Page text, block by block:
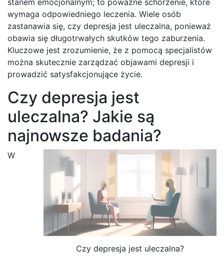
wymaga odpowiedniego leczenia. Wiele osób
zastanawia się, czy depresja jest uleczalna, ponieważ
obawia się długotrwałych skutków tego zaburzenia.
Kluczowe jest zrozumienie, że z pomocą specjalistów
można skutecznie zarządzać objawami depresji i
prowadzić satysfakcjonujące życie.
Czy depresja jest
uleczalna? Jakie są
najnowsze badania?
Czy depresja jest uleczalna?
W